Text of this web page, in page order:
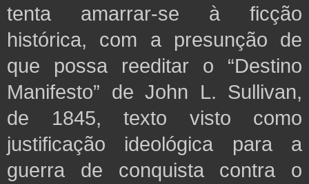
tenta amarrar-se à ficção
histórica, com a presunção de
que possa reeditar o “Destino
Manifesto” de John L. Sullivan,
de 1845, texto visto como
justificação ideológica para a
guerra de conquista contra o